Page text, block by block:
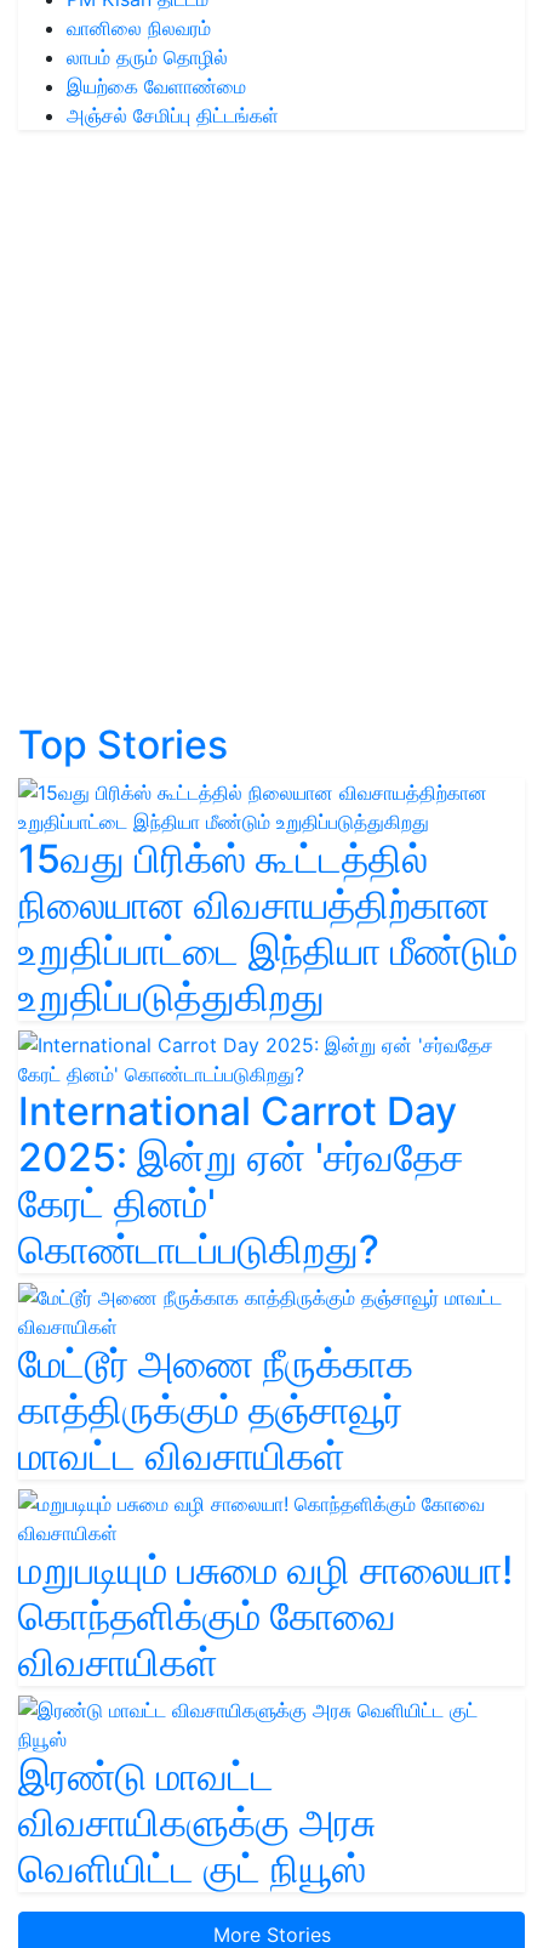
வானிலை நிலவரம்
லாபம் தரும் தொழில்
இயற்கை வேளாண்மை
அஞ்சல் சேமிப்பு திட்டங்கள்
Top Stories
15வது பிரிக்ஸ் கூட்டத்தில்
நிலையான விவசாயத்திற்கான
உறுதிப்பாட்டை இந்தியா மீண்டும்
உறுதிப்படுத்துகிறது
International Carrot Day
2025: இன்று ஏன் 'சர்வதேச
கேரட் தினம்'
கொண்டாடப்படுகிறது?
மேட்டூர் அணை நீருக்காக
காத்திருக்கும் தஞ்சாவூர்
மாவட்ட விவசாயிகள்
மறுபடியும் பசுமை வழி சாலையா!
கொந்தளிக்கும் கோவை
விவசாயிகள்
இரண்டு மாவட்ட
விவசாயிகளுக்கு அரசு
வெளியிட்ட குட் நியூஸ்
More Stories